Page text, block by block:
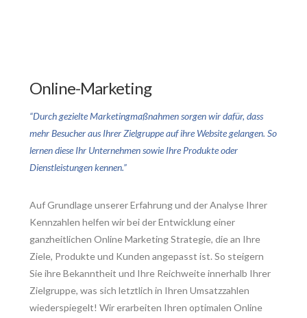
Online-Marketing
“Durch gezielte Marketingmaßnahmen sorgen wir dafür, dass
mehr Besucher aus Ihrer Zielgruppe auf ihre Website gelangen. So
lernen diese Ihr Unternehmen sowie Ihre Produkte oder
Dienstleistungen kennen.”
Auf Grundlage unserer Erfahrung und der Analyse Ihrer
Kennzahlen helfen wir bei der Entwicklung einer
ganzheitlichen Online Marketing Strategie, die an Ihre
Ziele, Produkte und Kunden angepasst ist. So steigern
Sie ihre Bekanntheit und Ihre Reichweite innerhalb Ihrer
Zielgruppe, was sich letztlich in Ihren Umsatzzahlen
wiederspiegelt! Wir erarbeiten Ihren optimalen Online